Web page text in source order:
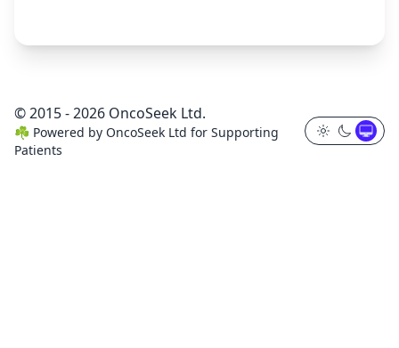
© 2015 - 2026 OncoSeek Ltd.
☘️ Powered by OncoSeek Ltd for Supporting
Patients